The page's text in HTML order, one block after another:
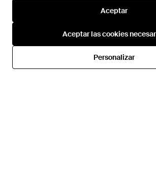
Aceptar
Aceptar las cookies
Personalizar
Aceptar
Aceptar las cookies
Personalizar
410 €
Chaqueta Con Estampado De
REBAJAS
Pinko
En
REBAJAS